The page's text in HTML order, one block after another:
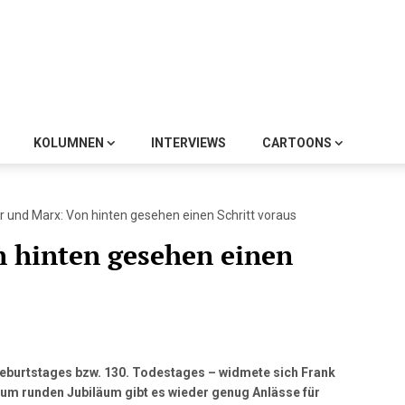
KOLUMNEN INTERVIEWS CARTOONS
und Marx: Von hinten gesehen einen Schritt voraus
hinten gesehen einen
bzw. 130. Todestages – widmete sich Frank
runden Jubiläum gibt es wieder genug Anlässe für